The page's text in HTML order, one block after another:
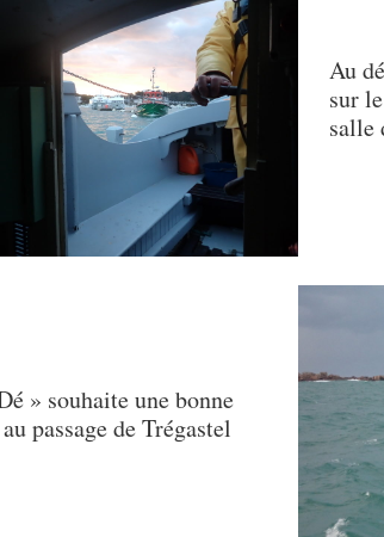
Au
sur
salle
» souhaite une bonne
passage de Trégastel